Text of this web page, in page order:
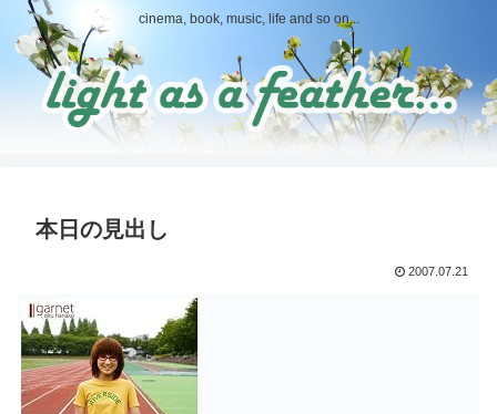
cinema, book, music, life and so on...
本日の見出し
2007.07.21